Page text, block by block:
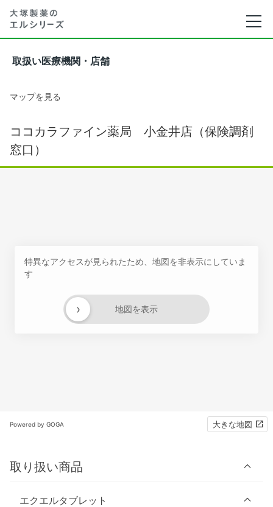
取扱い医療機関・店舗
マップを見る
ココカラファイン薬局 小金井店（保険調剤
窓口）
特異なアクセスが見られたため、地図を非表示にしていま
す
地図を表示
›
Powered by GOGA 大きな地図
取り扱い商品
エクエルタブレット